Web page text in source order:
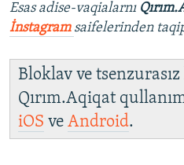
Esas adise-vaqialarnı
İnstagram saifelerinden
Bloklav ve
Qırım.Aqiqat
iOS ve Android.